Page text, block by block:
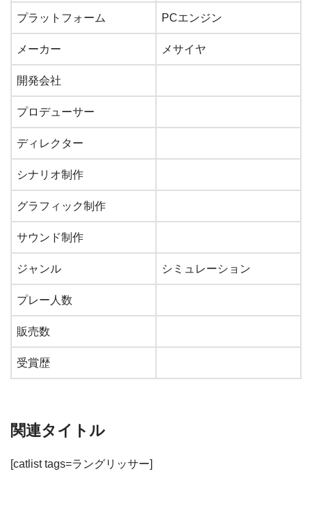
プラットフォーム PCエンジン
メーカー メサイヤ
開発会社
プロデューサー
ディレクター
シナリオ制作
グラフィック制作
サウンド制作
ジャンル シミュレーション
プレー人数
販売数
受賞歴
関連タイトル
[catlist tags=ラングリッサー]